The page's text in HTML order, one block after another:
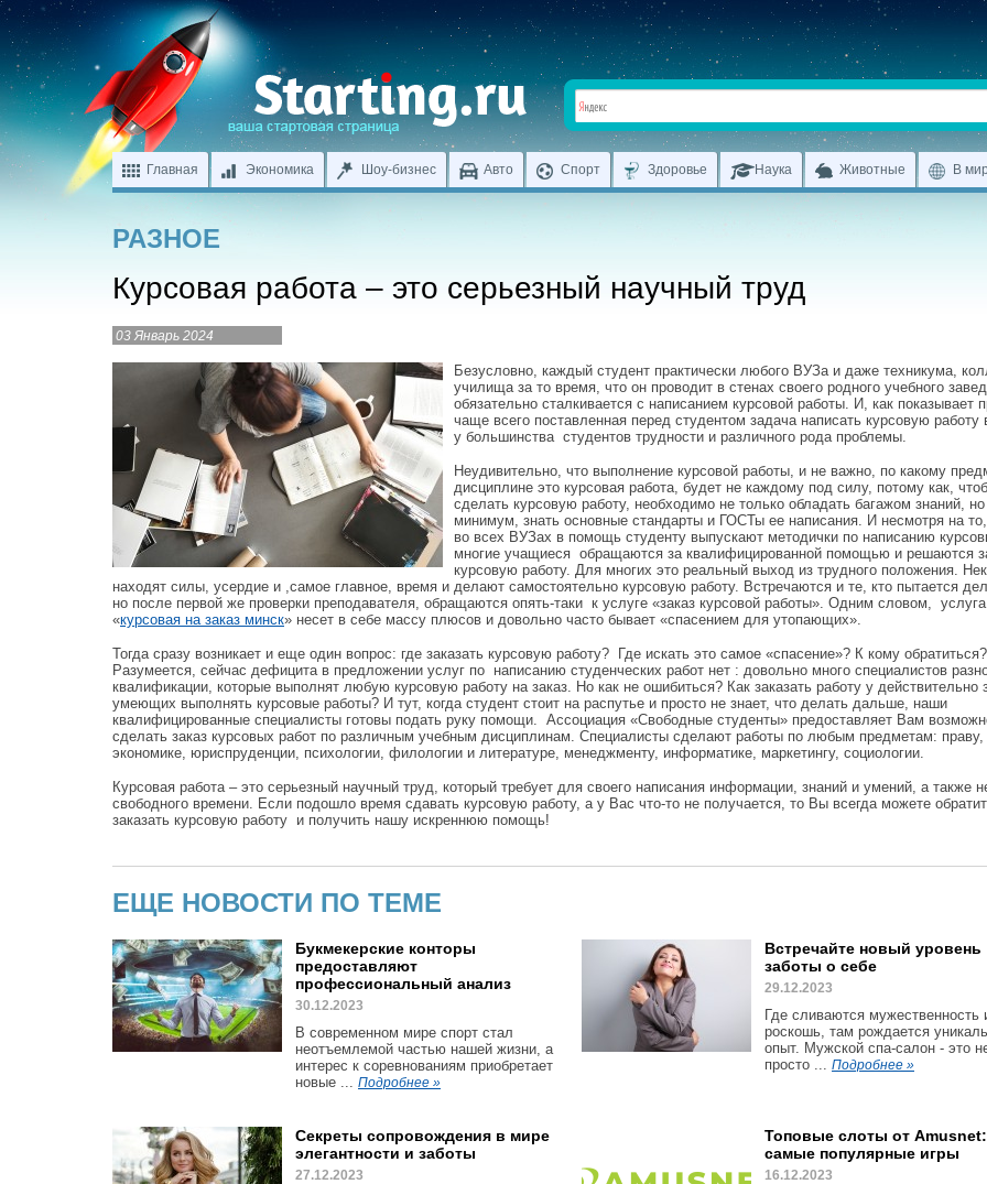
Главная Экономика Шоу-бизнес Авто Спорт Здоровье Наука Животные В
РАЗНОЕ
Курсовая работа – это серьезный научный труд
03 Январь 2024
Безусловно, каждый студент практически любого ВУЗа и даже техникума,
училища за то время, что он проводит в стенах своего родного учебного
обязательно сталкивается с написанием курсовой работы. И, как показывает
чаще всего поставленная перед студентом задача написать курсовую работу
у большинства студентов трудности и различного рода проблемы.
Неудивительно, что выполнение курсовой работы, и не важно, по какому
дисциплине это курсовая работа, будет не каждому под силу, потому как,
сделать курсовую работу, необходимо не только обладать багажом знаний,
минимум, знать основные стандарты и ГОСТы ее написания. И несмотря на
во всех ВУЗах в помощь студенту выпускают методички по написанию
многие учащиеся обращаются за квалифицированной помощью и решаются
курсовую работу. Для многих это реальный выход из трудного положения.
находят силы, усердие и ,самое главное, время и делают самостоятельно курсовую работу. Встречаются и те, кто пытается
но после первой же проверки преподавателя, обращаются опять-таки к услуге «заказ курсовой работы». Одним словом, услуга
«курсовая на заказ минск» несет в себе массу плюсов и довольно часто бывает «спасением для утопающих».
Тогда сразу возникает и еще один вопрос: где заказать курсовую работу? Где искать это самое «спасение»? К кому обратиться?
Разумеется, сейчас дефицита в предложении услуг по написанию студенческих работ нет : довольно много специалистов
квалификации, которые выполнят любую курсовую работу на заказ. Но как не ошибиться? Как заказать работу у
умеющих выполнять курсовые работы? И тут, когда студент стоит на распутье и просто не знает, что делать дальше, наши
квалифицированные специалисты готовы подать руку помощи. Ассоциация «Свободные студенты» предоставляет Вам
сделать заказ курсовых работ по различным учебным дисциплинам. Специалисты сделают работы по любым предметам: праву,
экономике, юриспруденции, психологии, филологии и литературе, менеджменту, информатике, маркетингу, социологии.
Курсовая работа – это серьезный научный труд, который требует для своего написания информации, знаний и умений, а также
свободного времени. Если подошло время сдавать курсовую работу, а у Вас что-то не получается, то Вы всегда можете
заказать курсовую работу и получить нашу искреннюю помощь!
ЕЩЕ НОВОСТИ ПО ТЕМЕ
Букмекерские конторы
предоставляют
профессиональный анализ
30.12.2023
В современном мире спорт стал
неотъемлемой частью нашей жизни, а
интерес к соревнованиям приобретает
новые ... Подробнее »
Встречайте новый уровень
заботы о себе
29.12.2023
Где сливаются мужественность
роскошь, там рождается
опыт. Мужской спа-салон - это
просто ... Подробнее »
Секреты сопровождения в мире
элегантности и заботы
27.12.2023
Топовые слоты от Amusnet:
самые популярные игры
16.12.2023